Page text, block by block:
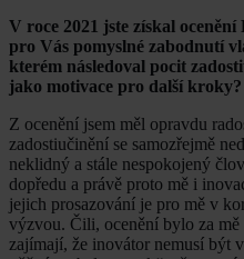
V roce 2021 jste získal
pro Vás pomyslné zabodnutí
kterém následoval pocit
jako motivace pro další kroky?
Z ocenění jsem měl opravdu
zadostiučinění se samozřejmě
neklidný a stále nespokojený
dopředu a právě proto mě i
jejich prosazování je pro mě v
výzvou. Čili, ocenění bylo za
zajímají, že inovátor nemusí být